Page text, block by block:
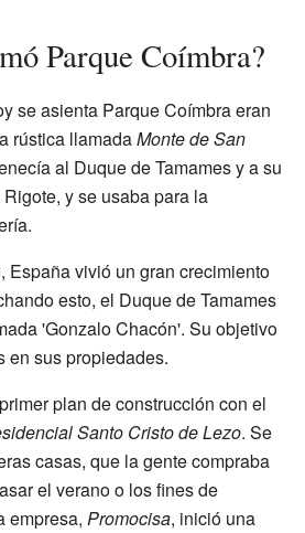
Parque Coímbra?
se asienta Parque Coímbra eran
rústica llamadaMonte de San
al Duque de Tamames y a su
y se usaba para la
España vivió un gran crecimiento
esto, el Duque de Tamames
'Gonzalo Chacón'. Su objetivo
en sus propiedades.
plan de construcción con el
Santo Cristo de Lezo. Se
casas, que la gente compraba
el verano o los fines de
empresa, Promocisa, inició una